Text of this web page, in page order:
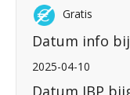
Gratis
Datum info
2025-04-10
Datum IBP